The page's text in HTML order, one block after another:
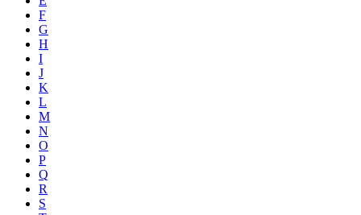
F
G
H
I
J
K
L
M
N
O
P
Q
R
S